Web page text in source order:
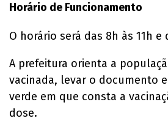
Horário de Funcionamento
O horário será das 8h às 11h e
A prefeitura orienta a
vacinada, levar o documento
verde em que consta a
dose.